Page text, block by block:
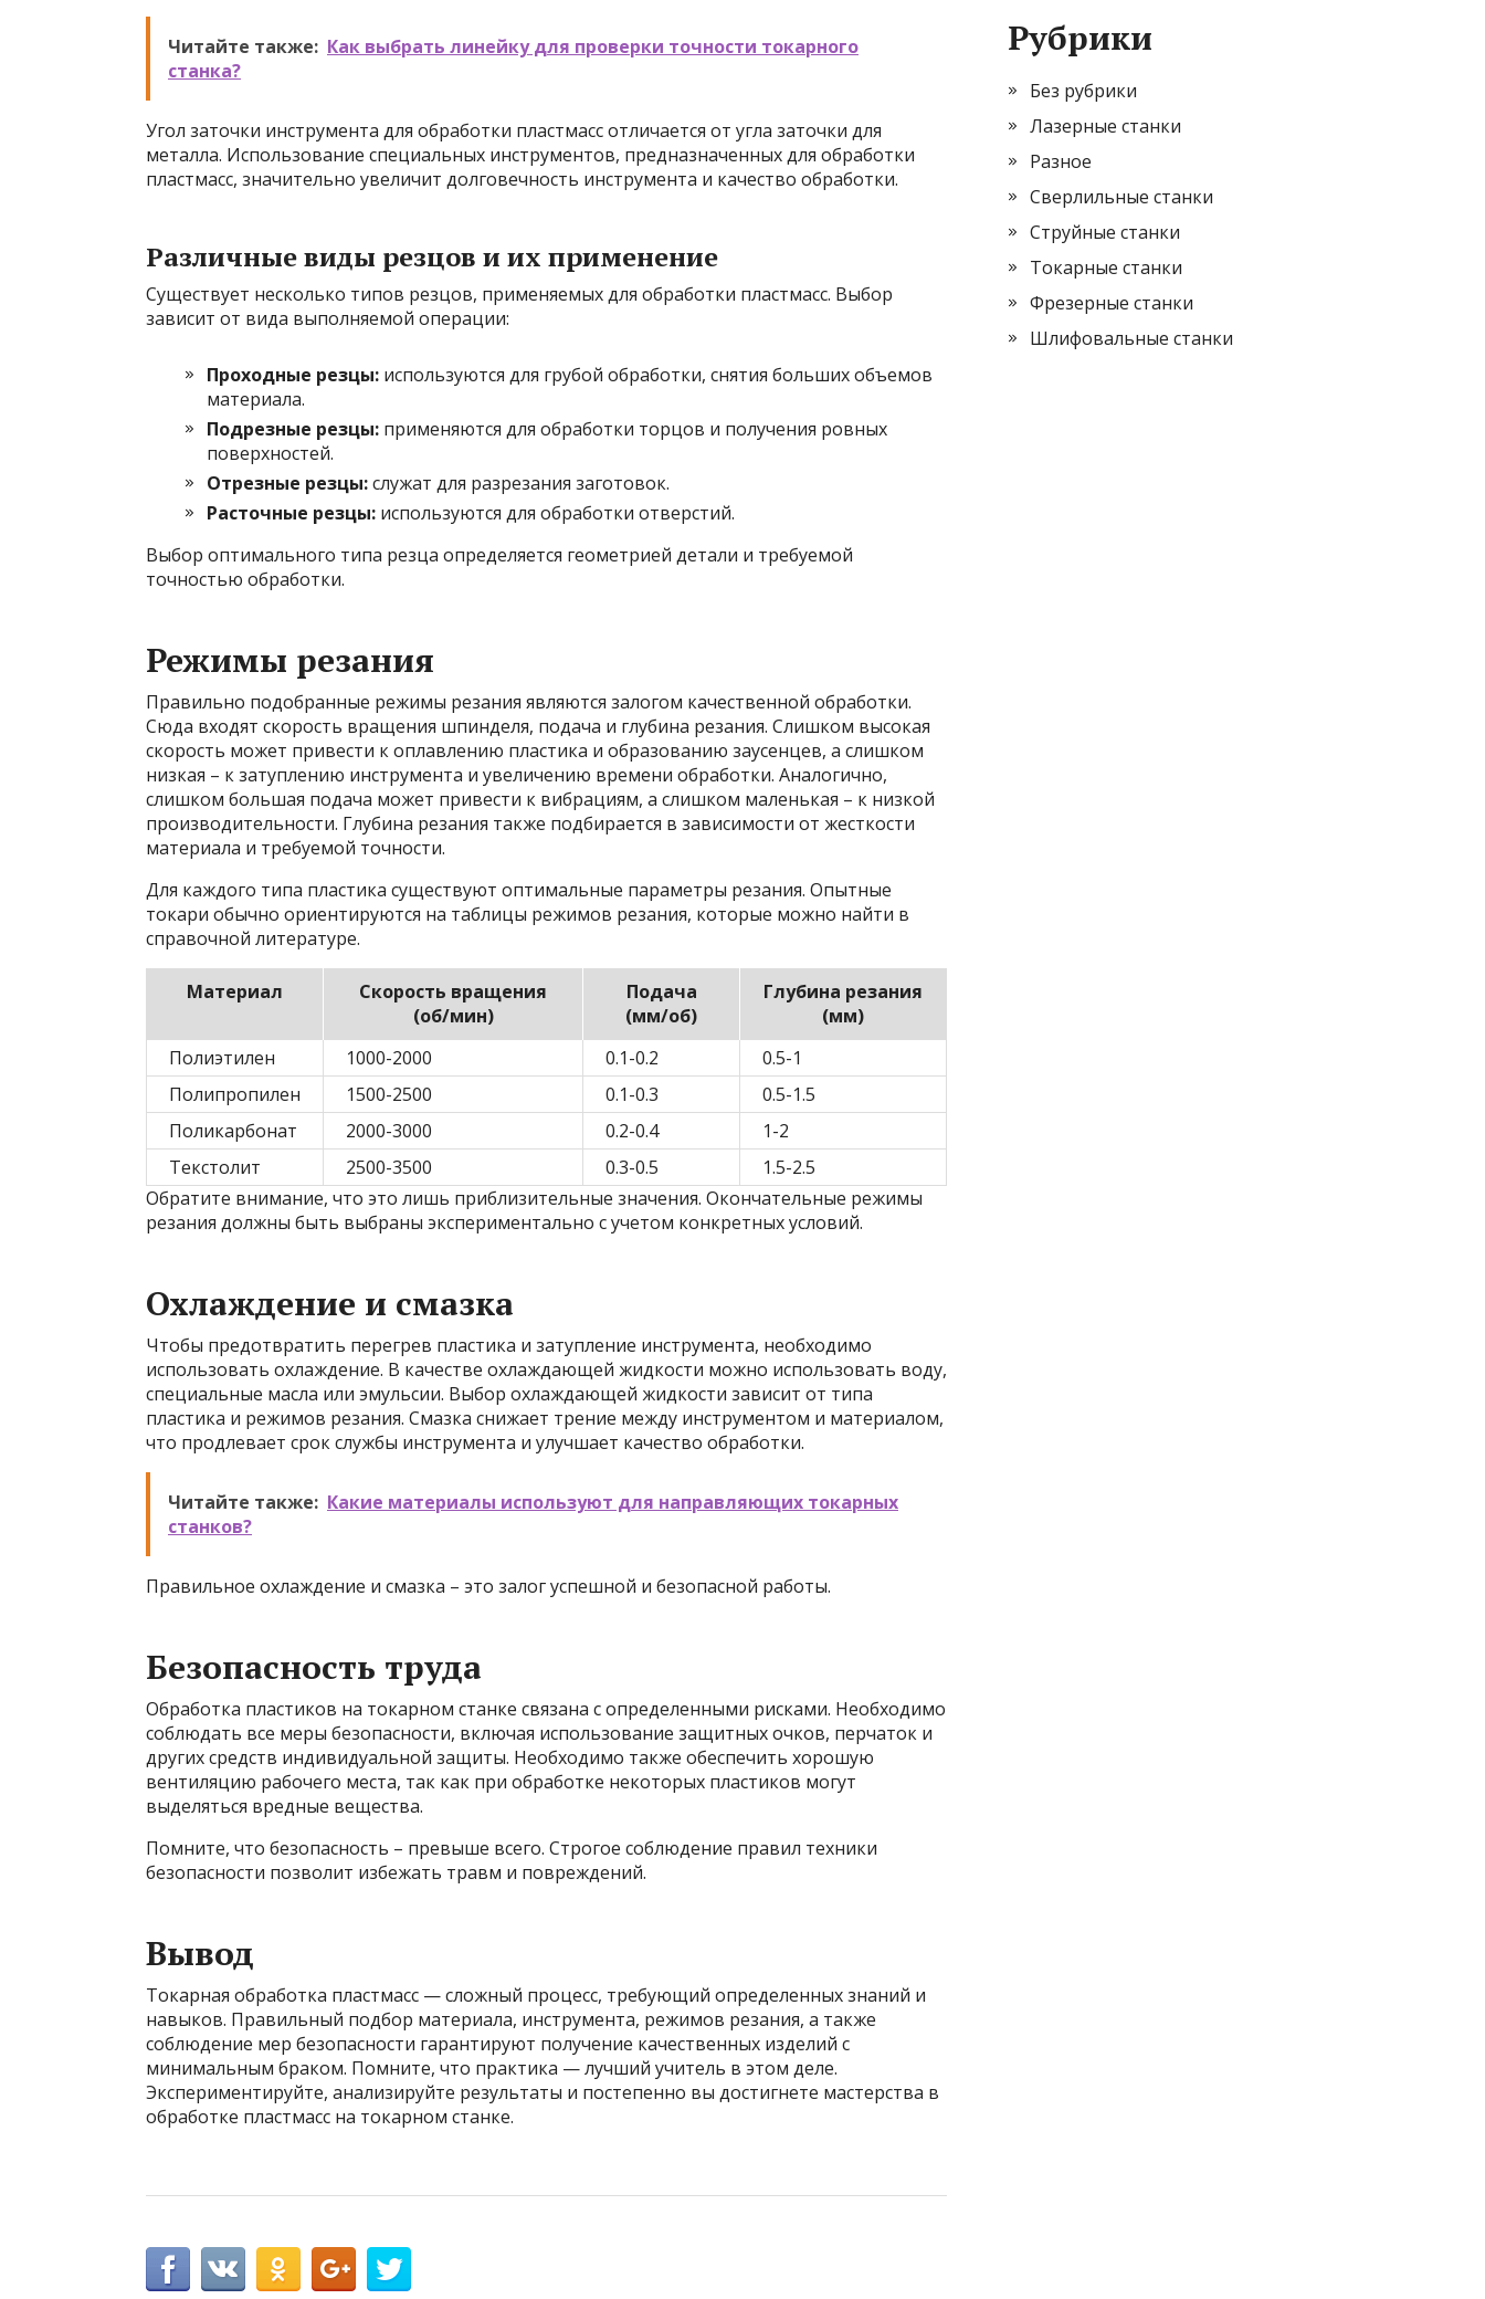
Читайте также: Как выбрать линейку для проверки точности токарного
станка?
Угол заточки инструмента для обработки пластмасс отличается от угла заточки для
металла. Использование специальных инструментов, предназначенных для обработки
пластмасс, значительно увеличит долговечность инструмента и качество обработки.
Различные виды резцов и их применение
Существует несколько типов резцов, применяемых для обработки пластмасс. Выбор
зависит от вида выполняемой операции:
Проходные резцы: используются для грубой обработки, снятия больших объемов
материала.
Подрезные резцы: применяются для обработки торцов и получения ровных
поверхностей.
Отрезные резцы:служат для разрезания заготовок.
Расточные резцы: используются для обработки отверстий.
Выбор оптимального типа резца определяется геометрией детали и требуемой
точностью обработки.
Режимы резания
Правильно подобранные режимы резания являются залогом качественной обработки.
Сюда входят скорость вращения шпинделя, подача и глубина резания. Слишком высокая
скорость может привести к оплавлению пластика и образованию заусенцев, а слишком
низкая – к затуплению инструмента и увеличению времени обработки. Аналогично,
слишком большая подача может привести к вибрациям, а слишком маленькая – к низкой
производительности. Глубина резания также подбирается в зависимости от жесткости
материала и требуемой точности.
Для каждого типа пластика существуют оптимальные параметры резания. Опытные
токари обычно ориентируются на таблицы режимов резания, которые можно найти в
справочной литературе.
Материал
Скорость вращения
(об/мин)
Подача
(мм/об)
Глубина резания
(мм)
Полиэтилен
1000-2000 0.1-0.2
0.5-1
Полипропилен
1500-2500 0.1-0.3
0.5-1.5
Поликарбонат
2000-3000 0.2-0.4
1-2
Текстолит
2500-3500 0.3-0.5
1.5-2.5
Обратите внимание, что это лишь приблизительные значения. Окончательные режимы
резания должны быть выбраны экспериментально с учетом конкретных условий.
Охлаждение и смазка
Чтобы предотвратить перегрев пластика и затупление инструмента, необходимо
использовать охлаждение. В качестве охлаждающей жидкости можно использовать воду,
специальные масла или эмульсии. Выбор охлаждающей жидкости зависит от типа
пластика и режимов резания. Смазка снижает трение между инструментом и материалом,
что продлевает срок службы инструмента и улучшает качество обработки.
Читайте также: Какие материалы используют для направляющих токарных
станков?
Правильное охлаждение и смазка – это залог успешной и безопасной работы.
Безопасность труда
Обработка пластиков на токарном станке связана с определенными рисками. Необходимо
соблюдать все меры безопасности, включая использование защитных очков, перчаток и
других средств индивидуальной защиты. Необходимо также обеспечить хорошую
вентиляцию рабочего места, так как при обработке некоторых пластиков могут
выделяться вредные вещества.
Помните, что безопасность – превыше всего. Строгое соблюдение правил техники
безопасности позволит избежать травм и повреждений.
Вывод
Токарная обработка пластмасс — сложный процесс, требующий определенных знаний и
навыков. Правильный подбор материала, инструмента, режимов резания, а также
соблюдение мер безопасности гарантируют получение качественных изделий с
минимальным браком. Помните, что практика — лучший учитель в этом деле.
Экспериментируйте, анализируйте результаты и постепенно вы достигнете мастерства в
обработке пластмасс на токарном станке.
Рубрики
Без рубрики
Лазерные станки
Разное
Сверлильные станки
Струйные станки
Токарные станки
Фрезерные станки
Шлифовальные станки